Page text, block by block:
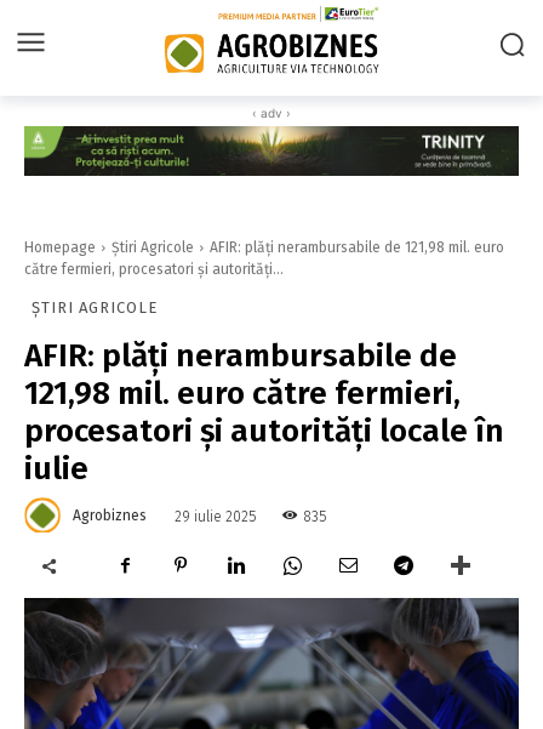
‹ adv ›
Homepage Știri Agricole
AFIR: plăți nerambursabile de 121,98 mil. euro
către fermieri, procesatori şi autorităţi...
ȘTIRI AGRICOLE
AFIR: plăți nerambursabile de
121,98 mil. euro către fermieri,
procesatori şi autorităţi locale în
iulie
Agrobiznes 29 iulie 2025 835